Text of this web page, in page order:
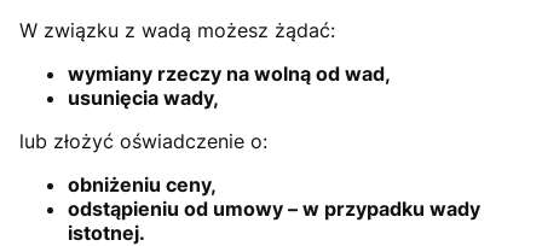
W związku z wadą możesz żądać:
wymiany rzeczy na wolną od wad,
usunięcia wady,
lub złożyć oświadczenie o:
obniżeniu ceny,
odstąpieniu od umowy – w przypadku wady
istotnej.